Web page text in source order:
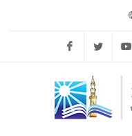
Facebook Twitter